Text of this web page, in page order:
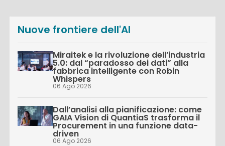
Nuove frontiere dell'AI
Miraitek e la rivoluzione dell’industria
5.0: dal “paradosso dei dati” alla
fabbrica intelligente con Robin
Whispers
06 Ago 2026
Dall’analisi alla pianificazione: come
GAIA Vision di QuantiaS trasforma il
Procurement in una funzione data-
driven
06 Ago 2026